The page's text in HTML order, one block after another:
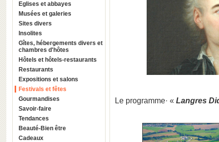
Eglises et abbayes
Musées et galeries
Sites divers
Insolites
Gîtes, hébergements divers et
chambres d'hôtes
Hôtels et hôtels-restaurants
Restaurants
Expositions et salons
Festivals et fêtes
Gourmandises
Savoir-faire
Tendances
Beauté-Bien être
Cadeaux
Le programme· « Langres